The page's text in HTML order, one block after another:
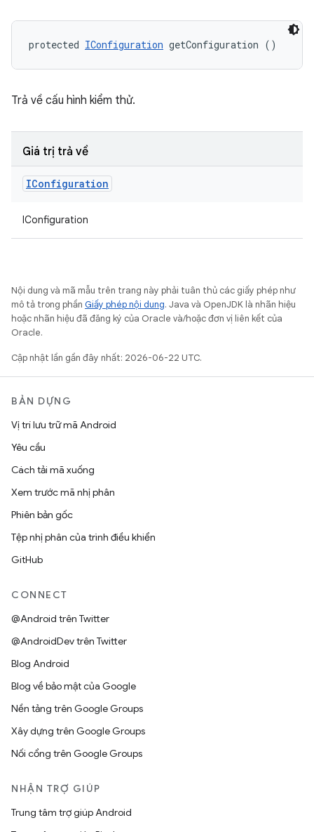
protected IConfiguration getConfiguration ()
Trả về cấu hình kiểm thử.
Giá trị trả về
IConfiguration
IConfiguration
Nội dung và mã mẫu trên trang này phải tuân thủ các giấy phép như
mô tả trong phần Giấy phép nội dung. Java và OpenJDK là nhãn hiệu
hoặc nhãn hiệu đã đăng ký của Oracle và/hoặc đơn vị liên kết của
Oracle.
Cập nhật lần gần đây nhất: 2026-06-22 UTC.
BẢN DỰNG
Vị trí lưu trữ mã Android
Yêu cầu
Cách tải mã xuống
Xem trước mã nhị phân
Phiên bản gốc
Tệp nhị phân của trình điều khiển
GitHub
CONNECT
@Android trên Twitter
@AndroidDev trên Twitter
Blog Android
Blog về bảo mật của Google
Nền tảng trên Google Groups
Xây dựng trên Google Groups
Nối cổng trên Google Groups
NHẬN TRỢ GIÚP
Trung tâm trợ giúp Android